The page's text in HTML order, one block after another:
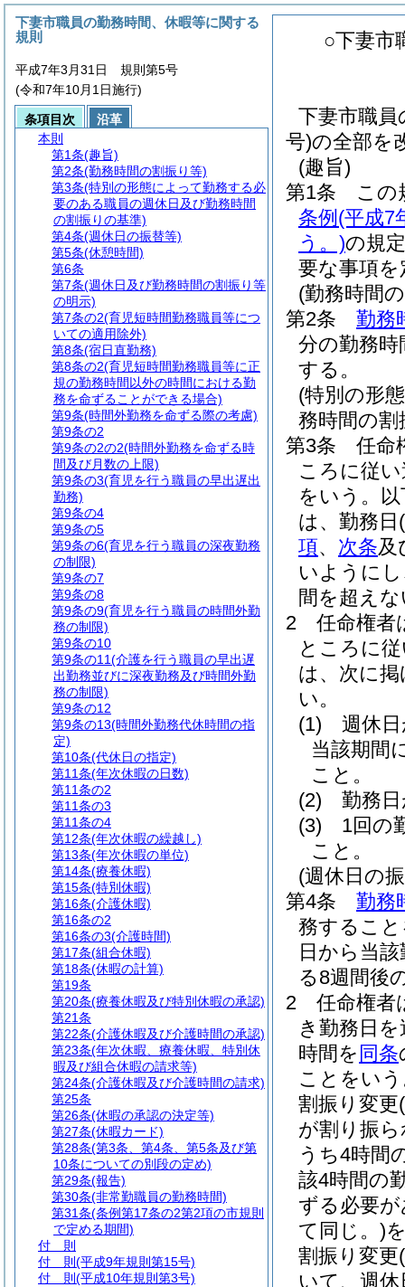
○下妻市
下妻市職員
号)の全部を
(趣旨)
第1条
この
条例 (平成7
う。)の規
要な事項
(勤務時間
第2条
勤務
分の勤務
する。
(特別の形
務時間の
第3条
任命
ころに従
をいう。
は、勤務日 (
項、 次条及
いように
間を超え
2
任命権者
ところに
は、次に
い。
(1)
週休
当該期間
こと。
(2)
勤務
(3)
1回の
こと。
(週休日の
第4条
勤務
務するこ
日から当
る8週間後
2
任命権者
き勤務日
時間を 同条
ことをい
割振り変更(
が割り振
うち4時間
該4時間の
ずる必要
て同じ。)
割振り変更
いて、週
下妻市職員の勤務時間、休暇等に関する
規則
平成7年3月31日 規則第5号
(令和7年10月1日施行)
条項目次
沿革
本則
第1条(趣旨)
第2条(勤務時間の割振り等)
第3条(特別の形態によって勤務する必
要のある職員の週休日及び勤務時間
の割振りの基準)
第4条(週休日の振替等)
第5条(休憩時間)
第6条
第7条(週休日及び勤務時間の割振り等
の明示)
第7条の2(育児短時間勤務職員等につ
いての適用除外)
第8条(宿日直勤務)
第8条の2(育児短時間勤務職員等に正
規の勤務時間以外の時間における勤
務を命ずることができる場合)
第9条(時間外勤務を命ずる際の考慮)
第9条の2
第9条の2の2(時間外勤務を命ずる時
間及び月数の上限)
第9条の3(育児を行う職員の早出遅出
勤務)
第9条の4
第9条の5
第9条の6(育児を行う職員の深夜勤務
の制限)
第9条の7
第9条の8
第9条の9(育児を行う職員の時間外勤
務の制限)
第9条の10
第9条の11(介護を行う職員の早出遅
出勤務並びに深夜勤務及び時間外勤
務の制限)
第9条の12
第9条の13(時間外勤務代休時間の指
定)
第10条(代休日の指定)
第11条(年次休暇の日数)
第11条の2
第11条の3
第11条の4
第12条(年次休暇の繰越し)
第13条(年次休暇の単位)
第14条(療養休暇)
第15条(特別休暇)
第16条(介護休暇)
第16条の2
第16条の3(介護時間)
第17条(組合休暇)
第18条(休暇の計算)
第19条
第20条(療養休暇及び特別休暇の承認)
第21条
第22条(介護休暇及び介護時間の承認)
第23条(年次休暇、療養休暇、特別休
暇及び組合休暇の請求等)
第24条(介護休暇及び介護時間の請求)
第25条
第26条(休暇の承認の決定等)
第27条(休暇カード)
第28条(第3条、第4条、第5条及び第
10条についての別段の定め)
第29条(報告)
第30条(非常勤職員の勤務時間)
第31条(条例第17条の2第2項の市規則
で定める期間)
付 則
付 則 (平成9年規則第15号)
付 則 (平成10年規則第3号)